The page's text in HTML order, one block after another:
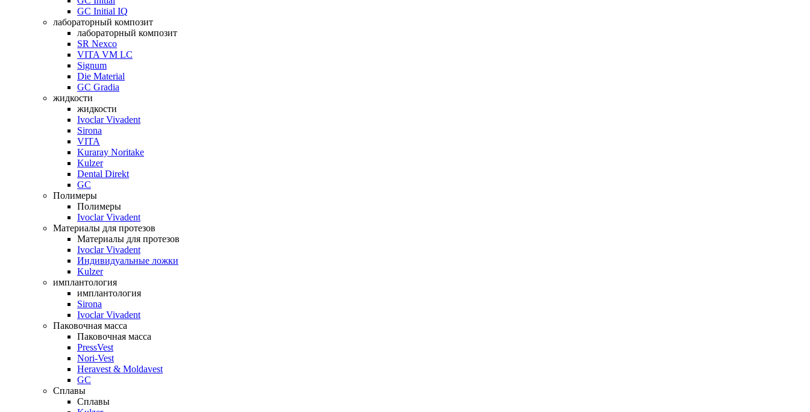
GC Initial IQ
лабораторный композит
лабораторный композит
SR Nexco
VITA VM LC
Signum
Die Material
GC Gradia
жидкости
жидкости
Ivoclar Vivadent
Sirona
VITA
Kuraray Noritake
Kulzer
Dental Direkt
GC
Полимеры
Полимеры
Ivoclar Vivadent
Материалы для протезов
Материалы для протезов
Ivoclar Vivadent
Индивидуальные ложки
Kulzer
имплантология
имплантология
Sirona
Ivoclar Vivadent
Паковочная масса
Паковочная масса
PressVest
Nori-Vest
Heravest & Moldavest
GC
Сплавы
Сплавы